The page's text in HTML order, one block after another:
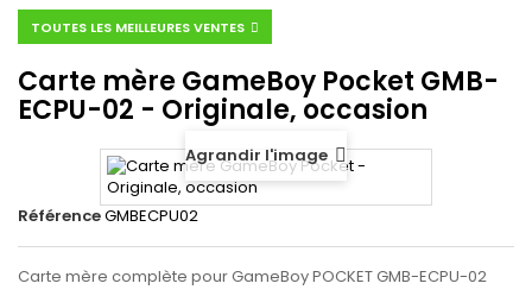
TOUTES LES MEILLEURES VENTES
Carte mère GameBoy Pocket GMB-
ECPU-02 - Originale, occasion
Agrandir l'image
RéférenceGMBECPU02
Carte mère complète pour GameBoy POCKET GMB-ECPU-02